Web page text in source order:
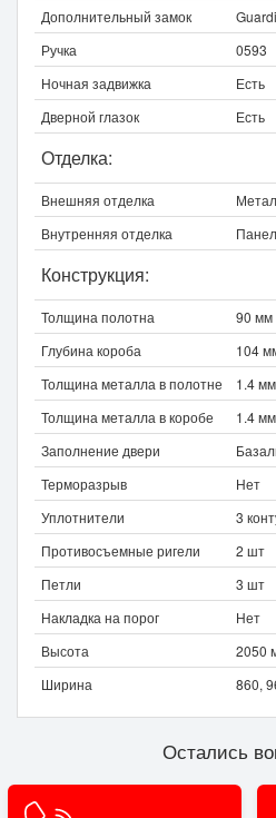
Дополнительный замок
Ручка
0593
Ночная задвижка
Есть
Дверной глазок
Есть
Отделка:
Внешняя отделка
Внутренняя отделка
Конструкция:
Толщина полотна
90 мм
Глубина короба
104
Толщина металла в полотне
1.4 мм
Толщина металла в коробе
1.4 мм
Заполнение двери
Терморазрыв
Нет
Уплотнители
3
Противосъемные ригели
2 шт
Петли
3 шт
Накладка на порог
Нет
Высота
2050
Ширина
860,
Остались